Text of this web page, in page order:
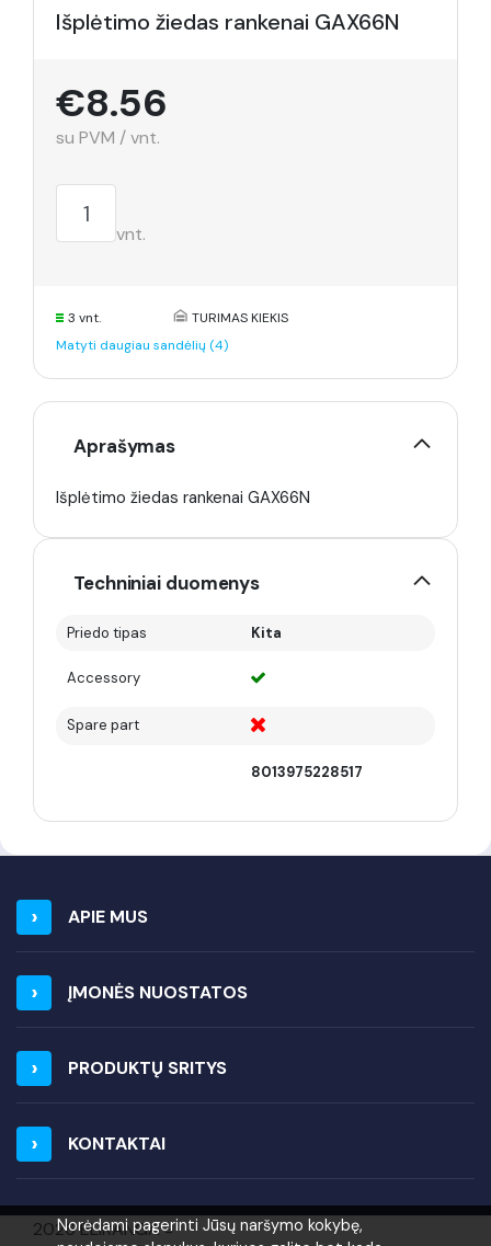
Norėdami pagerinti Jūsų naršymo kokybę,
Išplėtimo žiedas rankenai GAX66N
€8.56
su PVM / vnt.
vnt.
3 vnt.
TURIMAS KIEKIS
Matyti daugiau sandėlių (4)
Aprašymas
Išplėtimo žiedas rankenai GAX66N
Techniniai duomenys
Priedo tipas Kita
Accessory
Spare part
8013975228517
APIE MUS
ĮMONĖS NUOSTATOS
PRODUKTŲ SRITYS
KONTAKTAI
2026 ELIRANGA =